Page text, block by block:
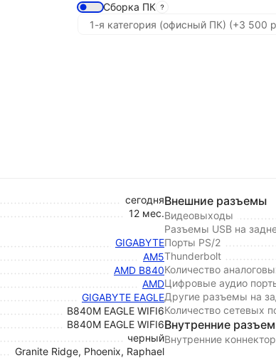
Сборка ПК
сегодня
12 мес.
GIGABYTE
AM5
AMD B840
AMD
GIGABYTE EAGLE
B840M EAGLE WIFI6
B840M EAGLE WIFI6
черный
Granite Ridge, Phoenix, Raphael
Внешние разъемы
Видеовыходы
Разъемы USB на
Порты PS/2
Thunderbolt
Количество
Цифровые аудио
Другие разъемы на
Количество сетевых
Внутренние
Внутренние